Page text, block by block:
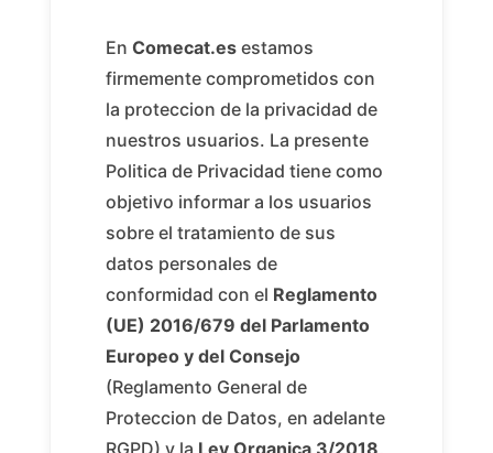
En Comecat.esestamos
firmemente comprometidos con
la proteccion de la privacidad de
nuestros usuarios. La presente
Politica de Privacidad tiene como
objetivo informar a los usuarios
sobre el tratamiento de sus
datos personales de
conformidad con el Reglamento
(UE) 2016/679 del Parlamento
Europeo y del Consejo
(Reglamento General de
Proteccion de Datos, en adelante